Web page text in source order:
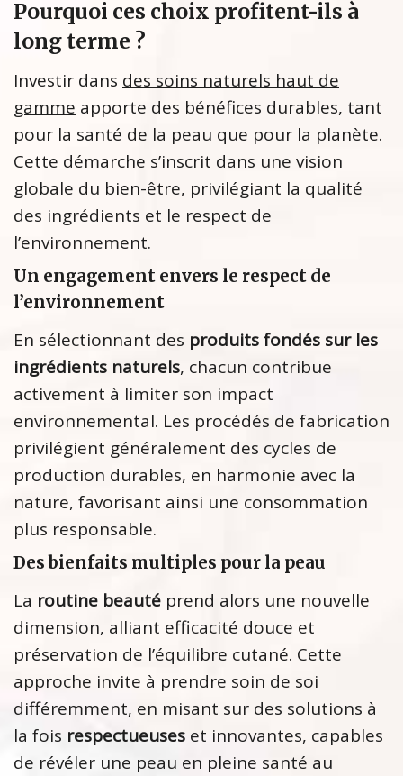
Pourquoi ces choix profitent-ils à
long terme ?
Investir dans des soins naturels haut de
gamme apporte des bénéfices durables, tant
pour la santé de la peau que pour la planète.
Cette démarche s’inscrit dans une vision
globale du bien-être, privilégiant la qualité
des ingrédients et le respect de
l’environnement.
Un engagement envers le respect de
l’environnement
En sélectionnant des produits fondés sur les
ingrédients naturels, chacun contribue
activement à limiter son impact
environnemental. Les procédés de fabrication
privilégient généralement des cycles de
production durables, en harmonie avec la
nature, favorisant ainsi une consommation
plus responsable.
Des bienfaits multiples pour la peau
La routine beauté prend alors une nouvelle
dimension, alliant efficacité douce et
préservation de l’équilibre cutané. Cette
approche invite à prendre soin de soi
différemment, en misant sur des solutions à
la fois respectueuses et innovantes, capables
de révéler une peau en pleine santé au